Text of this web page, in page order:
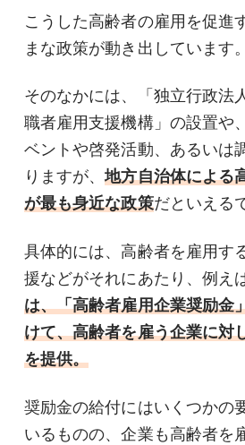
こうした高齢者の雇用を促進
まな政策が動き出しています。
そのなかには、「独立行政法
職者雇用支援機構」の設置や
ベントや啓発活動、あるいは
りますが、地方自治体による
が最も身近な政策だといえる
具体的には、高齢者を雇用す
援などがそれにあたり、例え
は、「高齢者雇用企業奨励金
けて、高齢者を雇う企業に対
を提供。
奨励金の給付にはいくつかの
いるものの、企業も高齢者を